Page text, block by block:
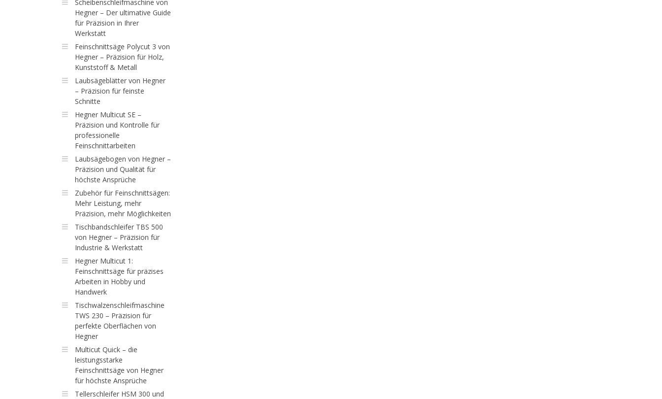
Scheibenschleifmaschine von
Hegner – Der ultimative Guide
für Präzision in Ihrer
Werkstatt
Feinschnittsäge Polycut 3 von
Hegner – Präzision für Holz,
Kunststoff & Metall
Laubsägeblätter von Hegner
– Präzision für feinste
Schnitte
Hegner Multicut SE –
Präzision und Kontrolle für
professionelle
Feinschnittarbeiten
Laubsägebogen von Hegner –
Präzision und Qualität für
höchste Ansprüche
Zubehör für Feinschnittsägen:
Mehr Leistung, mehr
Präzision, mehr Möglichkeiten
Tischbandschleifer TBS 500
von Hegner – Präzision für
Industrie & Werkstatt
Hegner Multicut 1:
Feinschnittsäge für präzises
Arbeiten in Hobby und
Handwerk
Tischwalzenschleifmaschine
TWS 230 – Präzision für
perfekte Oberflächen von
Hegner
Multicut Quick – die
leistungsstarke
Feinschnittsäge von Hegner
für höchste Ansprüche
Tellerschleifer HSM 300 und